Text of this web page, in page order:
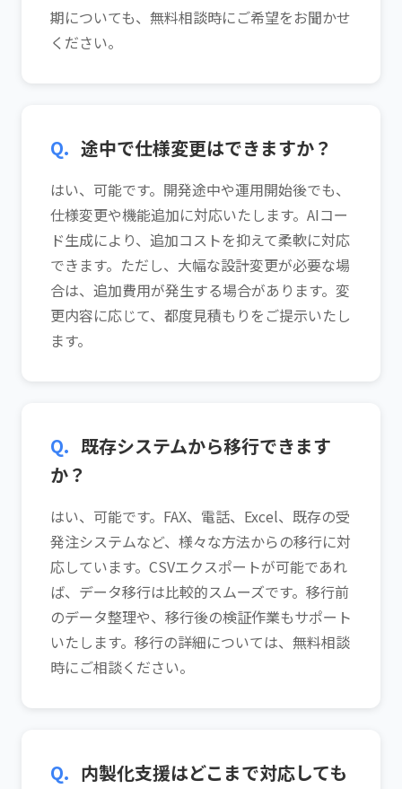
期についても、無料相談時にご希望をお聞かせ
ください。
Q. 途中で仕様変更はできますか？
はい、可能です。開発途中や運用開始後でも、
仕様変更や機能追加に対応いたします。AIコー
ド生成により、追加コストを抑えて柔軟に対応
できます。ただし、大幅な設計変更が必要な場
合は、追加費用が発生する場合があります。変
更内容に応じて、都度見積もりをご提示いたし
ます。
Q. 既存システムから移行できます
か？
はい、可能です。FAX、電話、Excel、既存の受
発注システムなど、様々な方法からの移行に対
応しています。CSVエクスポートが可能であれ
ば、データ移行は比較的スムーズです。移行前
のデータ整理や、移行後の検証作業もサポート
いたします。移行の詳細については、無料相談
時にご相談ください。
Q. 内製化支援はどこまで対応しても